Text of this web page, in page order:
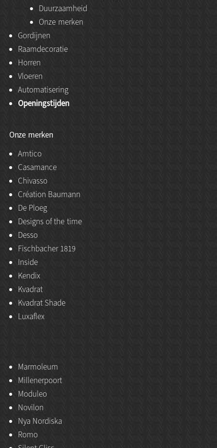
Duurzaamheid
Onze merken
Gordijnen
Raamdecoratie
Horren
Vloeren
Automatisering
Openingstijden
Onze merken
Amtico
Casamance
Chivasso
Création Baumann
De Ploeg
Designs of the time
Desso
Fischbacher 1819
Inside
Kendix
Kvadrat
Kvadrat Shade
Luxaflex
Marmoleum
Millenerpoort
Moduleo
Novilon
Nya Nordiska
Romo